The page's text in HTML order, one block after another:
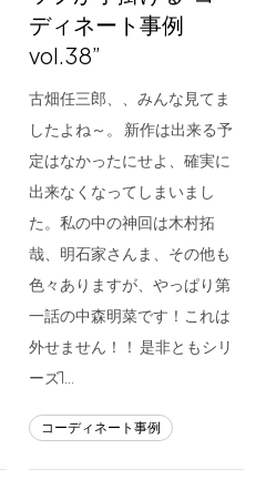
ディネート事例
vol.38”
古畑任三郎、、みんな見てま
したよね～。 新作は出来る予
定はなかったにせよ、確実に
出来なくなってしまいまし
た。私の中の神回は木村拓
哉、明石家さんま、その他も
色々ありますが、やっぱり第
一話の中森明菜です！これは
外せません！！ 是非ともシリ
ーズ1…
コーディネート事例